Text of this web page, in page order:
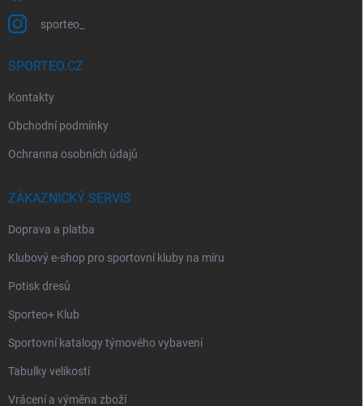
sporteo_
SPORTEO.CZ
Kontakty
Obchodní podmínky
Ochranna osobních údajů
ZÁKAZNICKÝ SERVIS
Doprava a platba
Klubový e-shop pro sportovní kluby na míru
Potisk dresů
Sporteo+ Klub
Sportovní katalogy týmového vybavení
Tabulky velikostí
Vrácení a výměna zboží